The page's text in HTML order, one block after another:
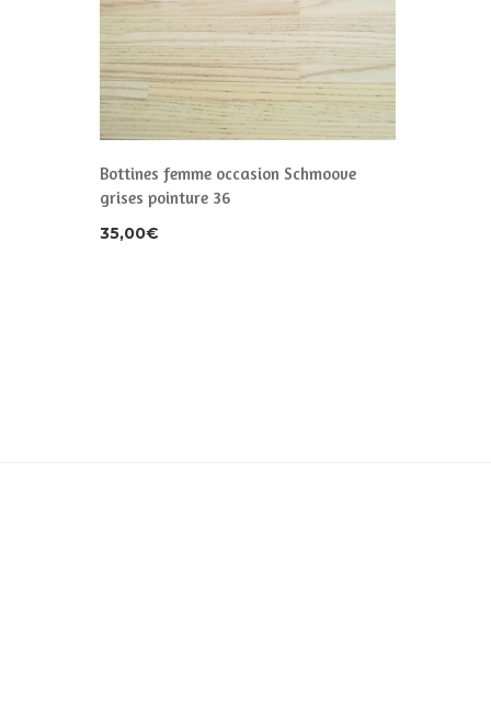
Bottines femme occasion Schmoove
grises pointure 36
35,00€